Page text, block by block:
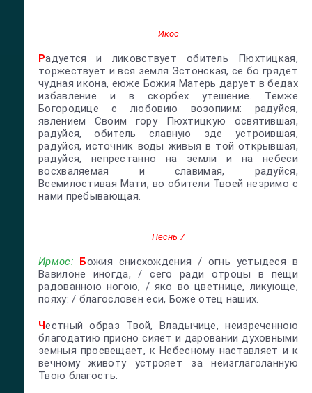
Икос
Радуется и ликовствует обитель Пюхтицкая,
торжествует и вся земля Эстонская, се бо грядет
чудная икона, еюже Божия Матерь дарует в бедах
избавление и в скорбех утешение. Темже
Богородице с любовию возопиим: радуйся,
явлением Своим гору Пюхтицкую освятившая,
радуйся, обитель славную зде устроившая,
радуйся, источник воды живыя в той открывшая,
радуйся, непрестанно на земли и на небеси
восхваляемая и славимая, радуйся,
Всемилостивая Мати, во обители Твоей незримо с
нами пребывающая.
Песнь 7
Ирмос: Божия снисхождения / огнь устыдеся в
Вавилоне иногда, / сего ради отроцы в пещи
радованною ногою, / яко во цветнице, ликующе,
пояху: / благословен еси, Боже отец наших.
Честный образ Твой, Владычице, неизреченною
благодатию присно сияет и даровании духовными
земныя просвещает, к Небесному наставляет и к
вечному животу устрояет за неизглаголанную
Твою благость.